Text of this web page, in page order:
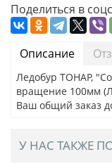
Поделиться в
Описание
Ледобур ТОНАР,
вращение 100мм
Ваш общий заказ
У НАС ТАКЖЕ